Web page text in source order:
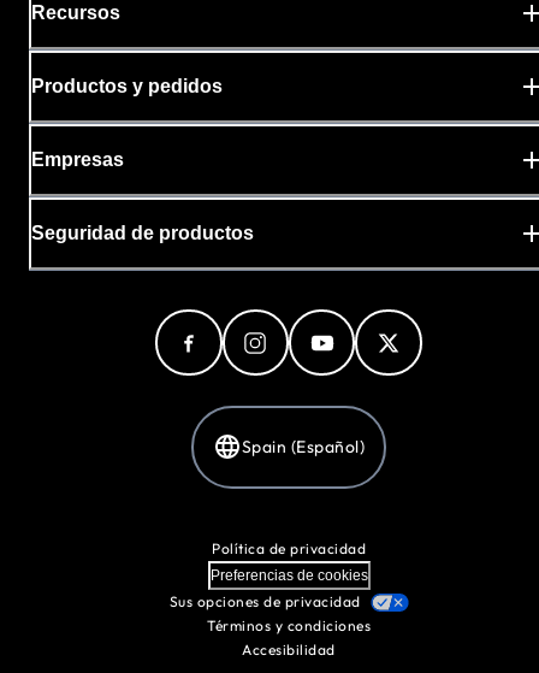
Recursos
Productos y pedidos
Empresas
Seguridad de productos
Spain (Español)
Política de privacidad
Preferencias de cookies
Sus opciones de privacidad
Términos y condiciones
Accesibilidad